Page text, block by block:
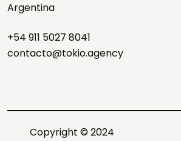
Argentina
+54 911 5027 8041
contacto@tokio.agency
Copyright © 2024